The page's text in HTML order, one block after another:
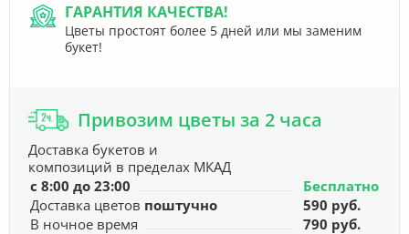
ГАРАНТИЯ КАЧЕСТВА!
Цветы простоят более 5 дней или мы заменим
букет!
Привозим цветы за 2 часа
Доставка букетов и
композиций в пределах МКАД
с 8:00 до 23:00
Бесплатно
Доставка цветов поштучно
590 руб.
В ночное время
790 руб.